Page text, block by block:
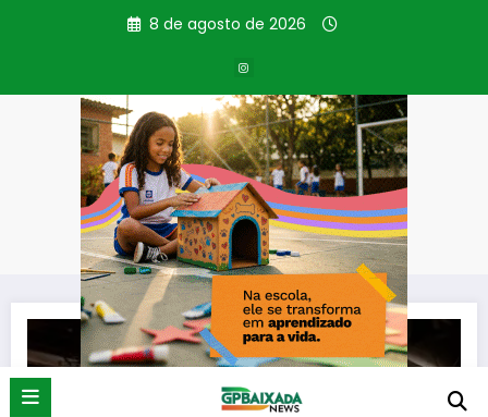
8 de agosto de 2026
Tag: Poder Judiciário
Página inicial Poder Judiciário